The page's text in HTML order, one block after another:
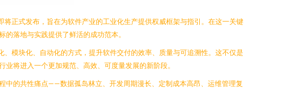
正式发布，旨在为软件产业的工业化生产提供权威框架与指引。在这一关键
落地与实践提供了鲜活的成功范本。
模块化、自动化的方式，提升软件交付的效率、质量与可追溯性。这不仅是
将进入一个更加规范、高效、可度量发展的新阶段。
中的共性痛点——数据孤岛林立、开发周期漫长、定制成本高昂、运维管理复